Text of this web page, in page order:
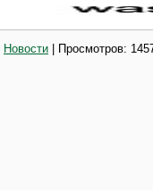
Новости | Просмотров: